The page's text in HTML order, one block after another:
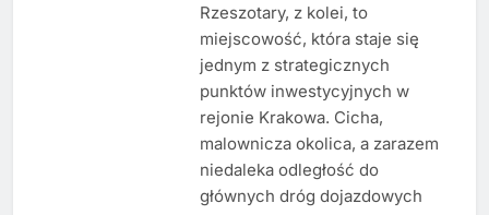
Rzeszotary, z kolei, to
miejscowość, która staje się
jednym z strategicznych
punktów inwestycyjnych w
rejonie Krakowa. Cicha,
malownicza okolica, a zarazem
niedaleka odległość do
głównych dróg dojazdowych